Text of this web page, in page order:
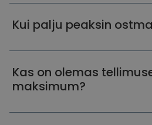
Kui palju peaksin
Kas on olemas
maksimum?